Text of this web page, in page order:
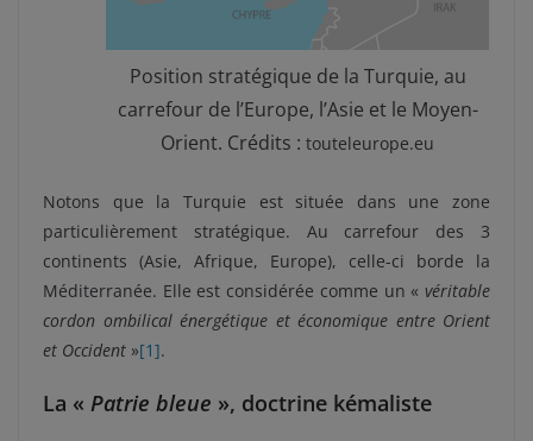
Position stratégique de la Turquie, au
carrefour de l’Europe, l’Asie et le Moyen-
Orient. Crédits : touteleurope.eu
Notons que la Turquie est située dans une zone
particulièrement stratégique. Au carrefour des 3
continents (Asie, Afrique, Europe), celle-ci borde la
Méditerranée. Elle est considérée comme un « véritable
cordon ombilical énergétique et économique entre Orient
et Occident »[1].
La « Patrie bleue », doctrine kémaliste